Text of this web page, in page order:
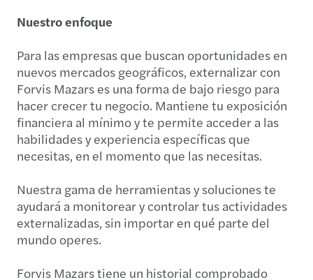
Nuestro enfoque
Para las empresas que buscan oportunidades en
nuevos mercados geográficos, externalizar con
Forvis Mazars es una forma de bajo riesgo para
hacer crecer tu negocio. Mantiene tu exposición
financiera al mínimo y te permite acceder a las
habilidades y experiencia específicas que
necesitas, en el momento que las necesitas.
Nuestra gama de herramientas y soluciones te
ayudará a monitorear y controlar tus actividades
externalizadas, sin importar en qué parte del
mundo operes.
Forvis Mazars tiene un historial comprobado